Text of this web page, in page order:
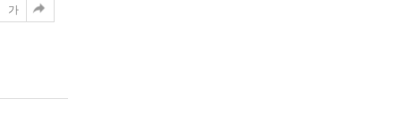
가